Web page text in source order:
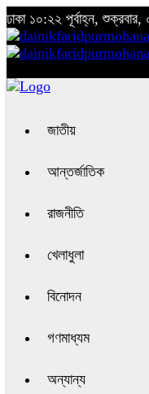
ঢাকা ১০:২২ পূর্বাহ্ন,
জাতীয়
আন্তর্জাতিক
রাজনীতি
খেলাধুলা
বিনোদন
গণমাধ্যম
অন্যান্য